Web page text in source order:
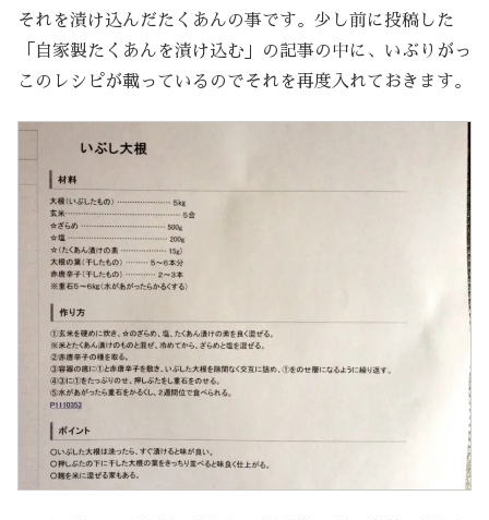
それを漬け込んだたくあんの事です。少し前に投稿した
「自家製たくあんを漬け込む」の記事の中に、いぶりがっ
このレシピが載っているのでそれを再度入れておきます。